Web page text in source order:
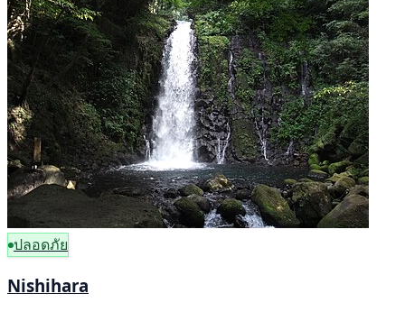
ปลอดภัย
Nishihara